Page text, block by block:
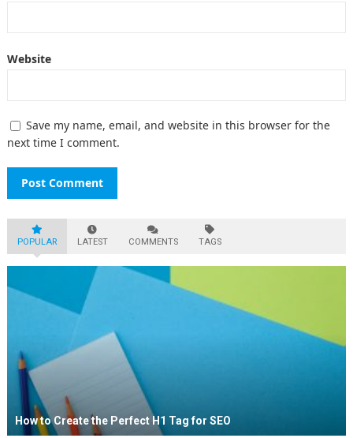
Website
Save my name, email, and website in this browser for the
next time I comment.
POPULAR LATEST COMMENTS TAGS
How to Create the Perfect H1 Tag for SEO